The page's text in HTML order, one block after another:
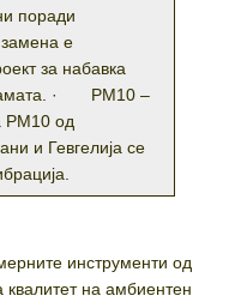
поради
е
за набавка
· PM10 –
PM10 од
и Гевгелија се
инструменти од
квалитет на амбиентен